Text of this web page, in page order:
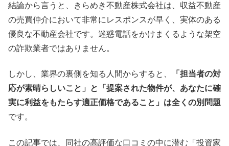
結論から言うと、きらめき不動産株式会社は、収益不動産
の売買仲介において非常にレスポンスが早く、実体のある
優良な不動産会社です。迷惑電話をかけまくるような架空
の詐欺業者ではありません。
しかし、業界の裏側を知る人間からすると、
「担当者の対
応が素晴らしいこと」と「提案された物件が、あなたに確
実に利益をもたらす適正価格であること」は全くの別問題
です。
この記事では、同社の高評価な口コミの中に潜む「投資家